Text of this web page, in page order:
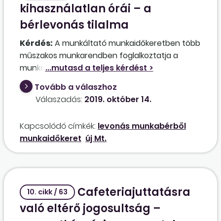
kihasználatlan órái – a
bérlevonás tilalma
Kérdés: A munkáltató munkaidőkeretben több
műszakos munkarendben foglalkoztatja a
munkavállalókat, egyenlőtlen munkaidő-
beosztást alkalmazva. A munkavállalók
havibéres díjazásban részesülnek, nem
magasan kvalifikált, alacsony beosztású
hónapos munkaidőkeretben a heti két
pihenőnapon túl kiegyenlítő (szabad)napokat is
beoszt. Figyelmetlenség vagy egyéb ok miatt a
munkaidőkeret végén kiderült, hogy több
mint a keret általános munkarend szerinti
törvényi órái összesen voltak. Az így "kiesett"
munkaórákra jutó összeget – az
Tovább a válaszhoz
Válaszadás: 2019. október 14.
Kapcsolódó címkék: levonás munkabérből
munkaidőkeret új Mt.
10. cikk / 63
Cafeteriajuttatásra
való eltérő jogosultság –